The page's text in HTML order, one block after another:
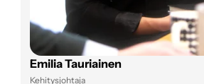
Emilia Tauriainen
Kehitysjohtaja